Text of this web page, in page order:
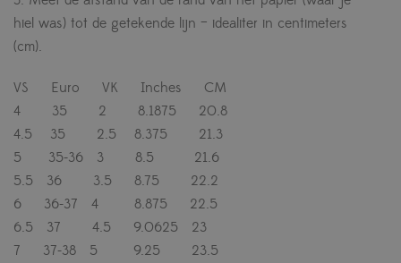
hiel was) tot de getekende lijn – idealiter in centimeters
(cm).
VS Euro VK Inches CM
4 35 2 8.1875 20.8
4.5 35 2.5 8.375 21.3
5 35-36 3 8.5 21.6
5.5 36 3.5 8.75 22.2
6 36-37 4 8.875 22.5
6.5 37 4.5 9.0625 23
7 37-38 5 9.25 23.5